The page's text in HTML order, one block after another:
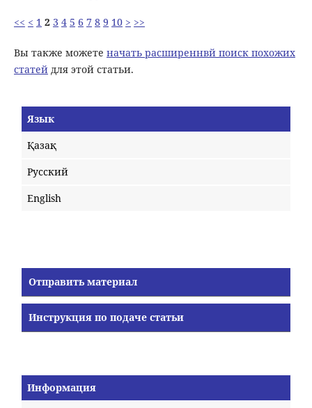
<< < 1 2 3 4 5 6 7 8 9 10 > >>
Вы также можете начать расширеннвй поиск похожих
статейдля этой статьи.
Язык
Қазақ
Русский
English
Отправить материал
Инструкция по подаче статьи
Информация